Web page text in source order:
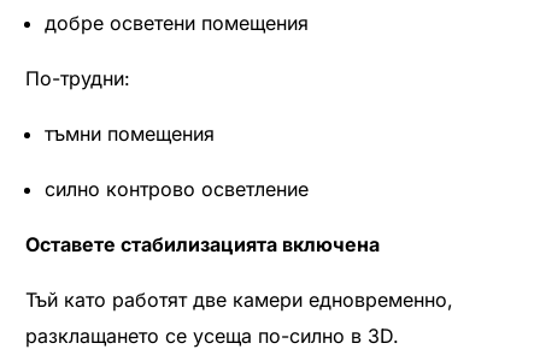
добре осветени помещения
По-трудни:
тъмни помещения
силно контрово осветление
Оставете стабилизацията включена
Тъй като работят две камери едновременно,
разклащането се усеща по-силно в 3D.